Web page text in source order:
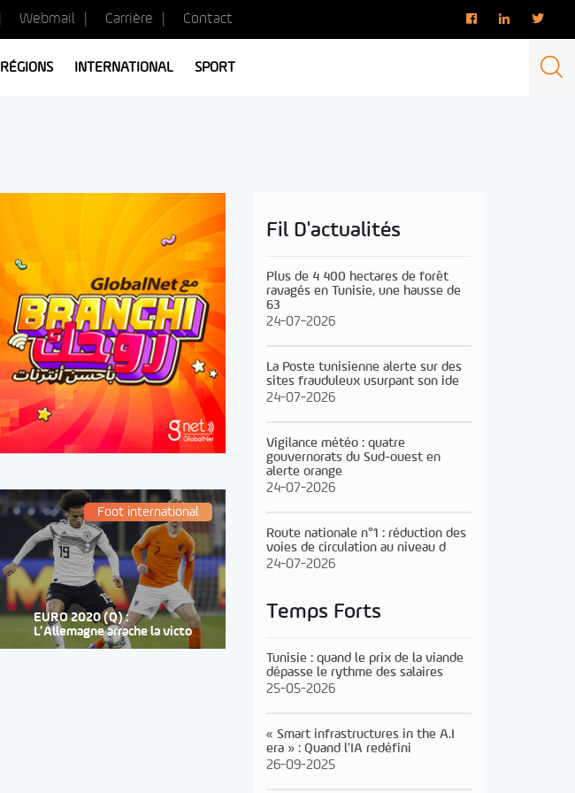
Webmail Carrière Contact
RÉGIONS INTERNATIONAL SPORT
Foot international
EURO 2020 (Q) :
L’Allemagne arrache la victo
Fil D'actualités
Plus de 4 400 hectares de forêt
ravagés en Tunisie, une hausse de
63
24-07-2026
La Poste tunisienne alerte sur des
sites frauduleux usurpant son ide
24-07-2026
Vigilance météo : quatre
gouvernorats du Sud-ouest en
alerte orange
24-07-2026
Route nationale n°1 : réduction des
voies de circulation au niveau d
24-07-2026
Temps Forts
Tunisie : quand le prix de la viande
dépasse le rythme des salaires
25-05-2026
« Smart infrastructures in the A.I
era » : Quand l’IA redéfini
26-09-2025